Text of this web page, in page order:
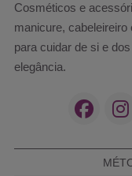
Cosméticos e
manicure,
para cuidar de si e
elegância.